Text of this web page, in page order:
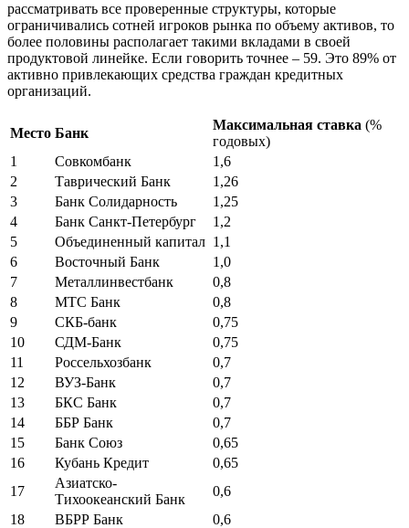
рассматривать все проверенные структуры, которые
ограничивались сотней игроков рынка по объему активов, то
более половины располагает такими вкладами в своей
продуктовой линейке. Если говорить точнее – 59. Это 89% от
активно привлекающих средства граждан кредитных
организаций.
Место Банк
Максимальная ставка (%
годовых)
1
Совкомбанк
1,6
2
Таврический Банк
1,26
3
Банк Солидарность
1,25
4
Банк Санкт-Петербург
1,2
5
Объединенный капитал 1,1
6
Восточный Банк
1,0
7
Металлинвестбанк
0,8
8
МТС Банк
0,8
9
СКБ-банк
0,75
10
СДМ-Банк
0,75
11
Россельхозбанк
0,7
12
ВУЗ-Банк
0,7
13
БКС Банк
0,7
14
ББР Банк
0,7
15
Банк Союз
0,65
16
Кубань Кредит
0,65
17
Азиатско-
Тихоокеанский Банк
0,6
18
ВБРР Банк
0,6